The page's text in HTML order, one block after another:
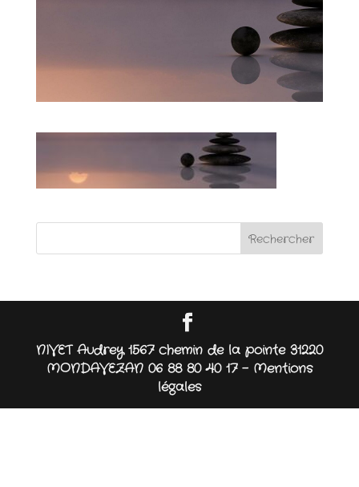
NIVET Audrey 1567 chemin de la pointe 31220
MONDAVEZAN 06 88 80 40 17 - Mentions
légales